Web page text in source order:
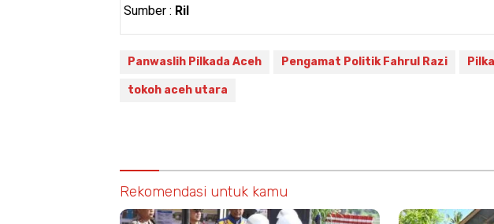
Sumber : Ril
Panwaslih Pilkada Aceh Pengamat Politik Fahrul Razi
tokoh aceh utara
Rekomendasi untuk kamu